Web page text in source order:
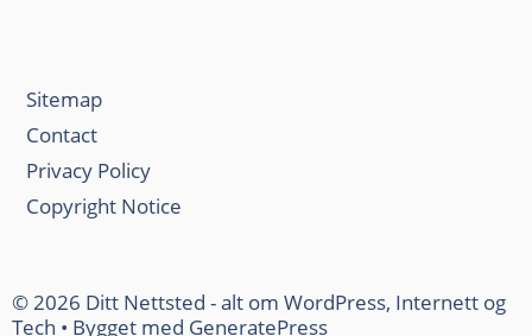
Sitemap
Contact
Privacy Policy
Copyright Notice
© 2026 Ditt Nettsted - alt om WordPress, Internett og
Tech • Bygget med GeneratePress